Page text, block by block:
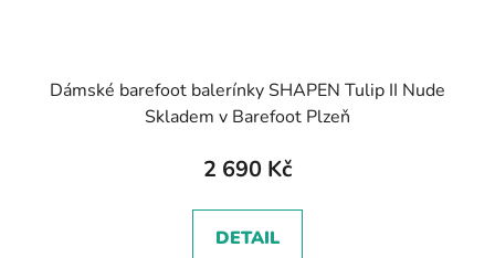
Dámské barefoot balerínky SHAPEN Tulip II Nude
Skladem v Barefoot Plzeň
2 690 Kč
DETAIL